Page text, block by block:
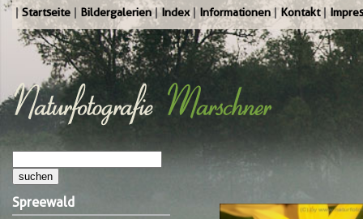
Startseite Bildergalerien Index Informationen Kontakt
Spreewald